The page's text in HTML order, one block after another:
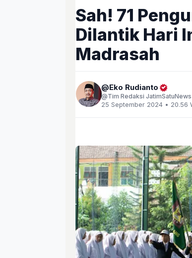
Sah! 71
Dilantik Hari
Madrasah
Eko Rudianto
Tim Redaksi JatimSatuNews
25 September 2024 • 20.56